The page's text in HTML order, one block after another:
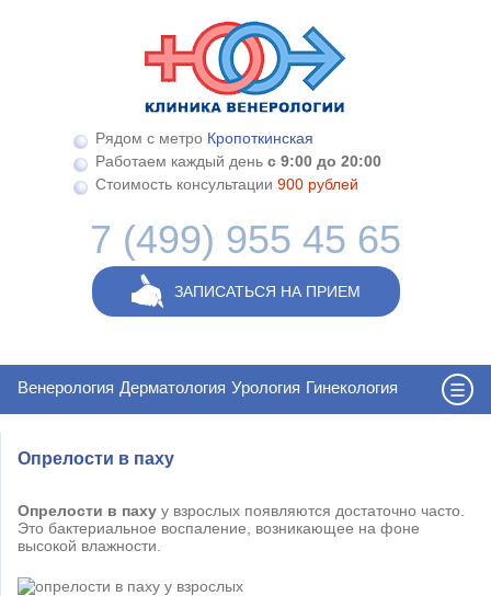
Рядом с метро Кропоткинская
Работаем каждый день с 9:00 до 20:00
Стоимость консультации 900 рублей
7 (499) 955 45 65
ЗАПИСАТЬСЯ НА ПРИЕМ
Венерология Дерматология Урология Гинекология
Опрелости в паху
Опрелости в паху у взрослых появляются достаточно часто.
Это бактериальное воспаление, возникающее на фоне
высокой влажности.